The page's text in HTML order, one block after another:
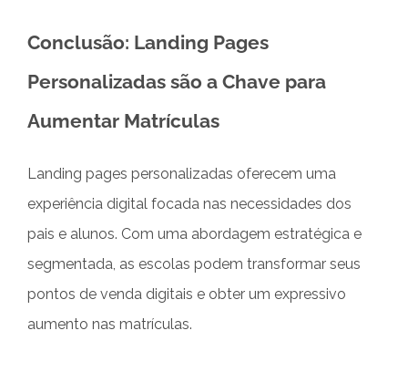
Conclusão: Landing Pages
Personalizadas são a Chave para
Aumentar Matrículas
Landing pages personalizadas oferecem uma
experiência digital focada nas necessidades dos
pais e alunos. Com uma abordagem estratégica e
segmentada, as escolas podem transformar seus
pontos de venda digitais e obter um expressivo
aumento nas matrículas.